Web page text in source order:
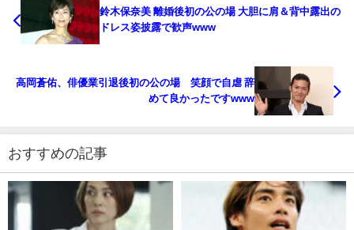
鈴木保奈美 離婚後初の公の場 大胆に肩＆背中露出の
ドレス姿披露で歓声www
高岡蒼佑、俳優業引退後初の公の場 笑顔で自虐 辞
めて良かったですwww
おすすめの記事